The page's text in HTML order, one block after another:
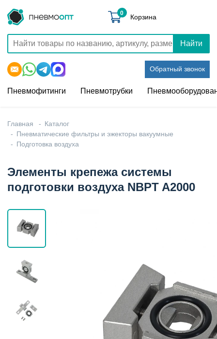
Найти
Обратный звонок
0 Корзина
Пневмофитинги Пневмотрубки
Главная
Каталог
Пневматические фильтры и эжекторы вакуумные
Подготовка воздуха
Элементы крепежа системы
подготовки воздуха NBPT A2000